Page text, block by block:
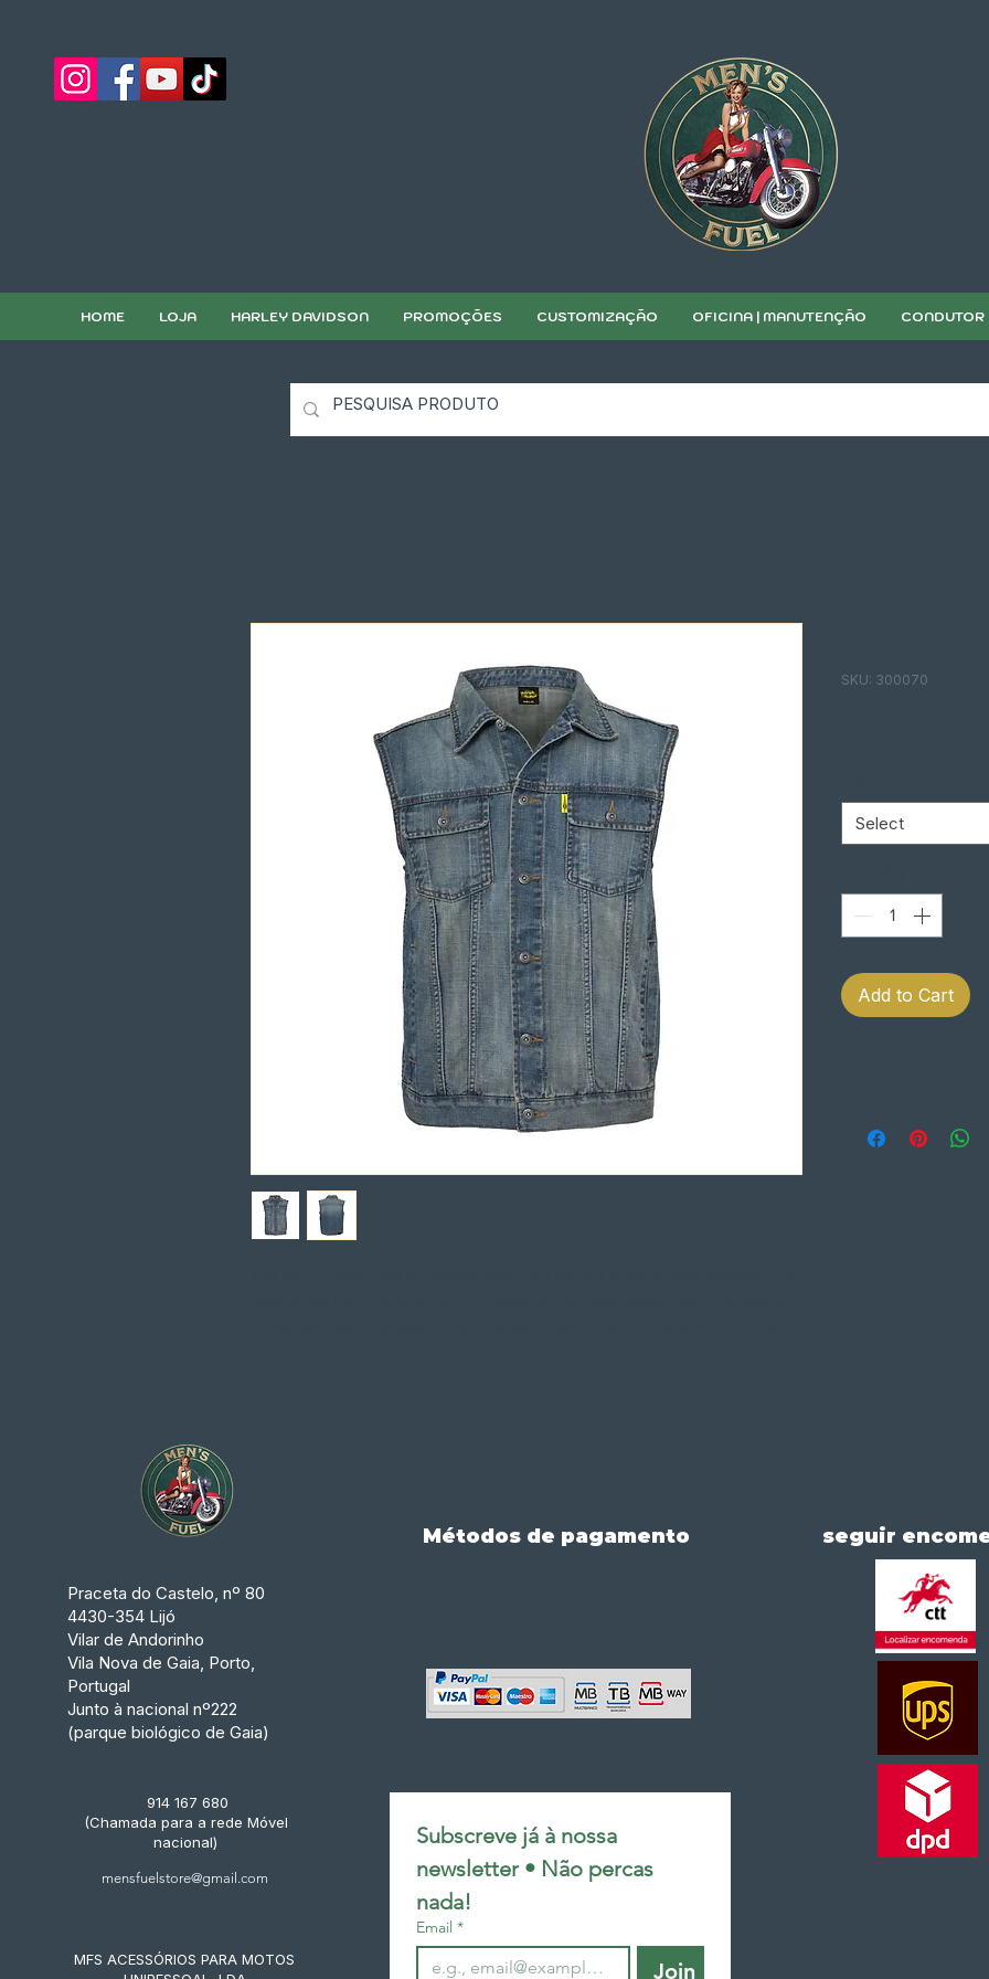
HOME LOJA HARLEY DAVIDSON PROMOÇÕES CUSTOMIZAÇÃO OFICINA | MANUTENÇÃO CONDUTOR
SKU: 300070
Select
Add to Cart
Praceta do Castelo, nº 80
4430-354 Lijó
Vilar de Andorinho
Vila Nova de Gaia, Porto,
Portugal
Junto à nacional nº222
(parque biológico de Gaia)
914 167 680
(Chamada para a rede Móvel
nacional)
mensfuelstore@gmail.com
MFS ACESSÓRIOS PARA MOTOS
Métodos de pagamento
Subscreve já à nossa
newsletter • Não percas
nada!
Email *
Join
seguir